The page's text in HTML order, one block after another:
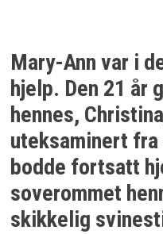
Mary-Ann var i
hjelp. Den 21 år
hennes,
uteksaminert
bodde fortsatt
soverommet
skikkelig